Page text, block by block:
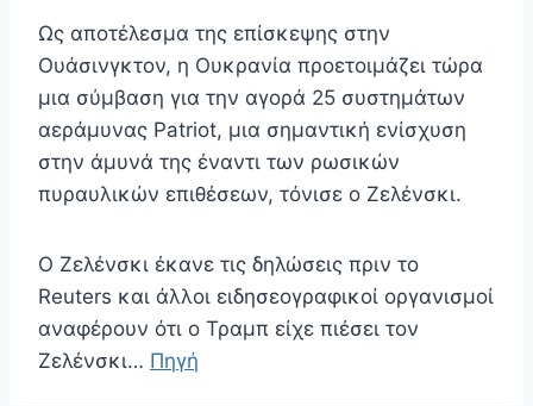
Ως αποτέλεσμα της επίσκεψης στην
Ουάσινγκτον, η Ουκρανία προετοιμάζει τώρα
μια σύμβαση για την αγορά 25 συστημάτων
αεράμυνας Patriot, μια σημαντική ενίσχυση
στην άμυνά της έναντι των ρωσικών
πυραυλικών επιθέσεων, τόνισε ο Ζελένσκι.
Ο Ζελένσκι έκανε τις δηλώσεις πριν το
Reuters και άλλοι ειδησεογραφικοί οργανισμοί
αναφέρουν ότι ο Τραμπ είχε πιέσει τον
Ζελένσκι… Πηγή